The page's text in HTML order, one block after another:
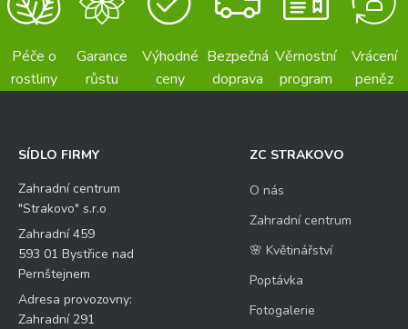
Péče o
rostliny
Garance
růstu
Výhodné
ceny
Bezpečná
doprava
Věrnostní
program
Vrácení
peněz
SÍDLO FIRMY
Zahradní centrum
"Strakovo" s.r.o
Zahradní 459
593 01 Bystřice nad
Pernštejnem
Adresa provozovny:
Zahradní 291
ZC STRAKOVO
O nás
Zahradní centrum
🌸 Květinářství
Poptávka
Fotogalerie